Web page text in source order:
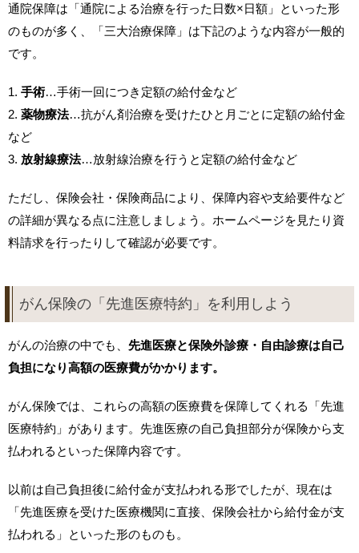
通院保障は「通院による治療を行った日数×日額」といった形
のものが多く、「三大治療保障」は下記のような内容が一般的
です。
1. 手術…手術一回につき定額の給付金など
2. 薬物療法…抗がん剤治療を受けたひと月ごとに定額の給付金
など
3. 放射線療法…放射線治療を行うと定額の給付金など
ただし、保険会社・保険商品により、保障内容や支給要件など
の詳細が異なる点に注意しましょう。ホームページを見たり資
料請求を行ったりして確認が必要です。
がん保険の「先進医療特約」を利用しよう
がんの治療の中でも、 先進医療と保険外診療・自由診療は自己
負担になり高額の医療費がかかります。
がん保険では、これらの高額の医療費を保障してくれる「先進
医療特約」があります。先進医療の自己負担部分が保険から支
払われるといった保障内容です。
以前は自己負担後に給付金が支払われる形でしたが、現在は
「先進医療を受けた医療機関に直接、保険会社から給付金が支
払われる」といった形のものも。